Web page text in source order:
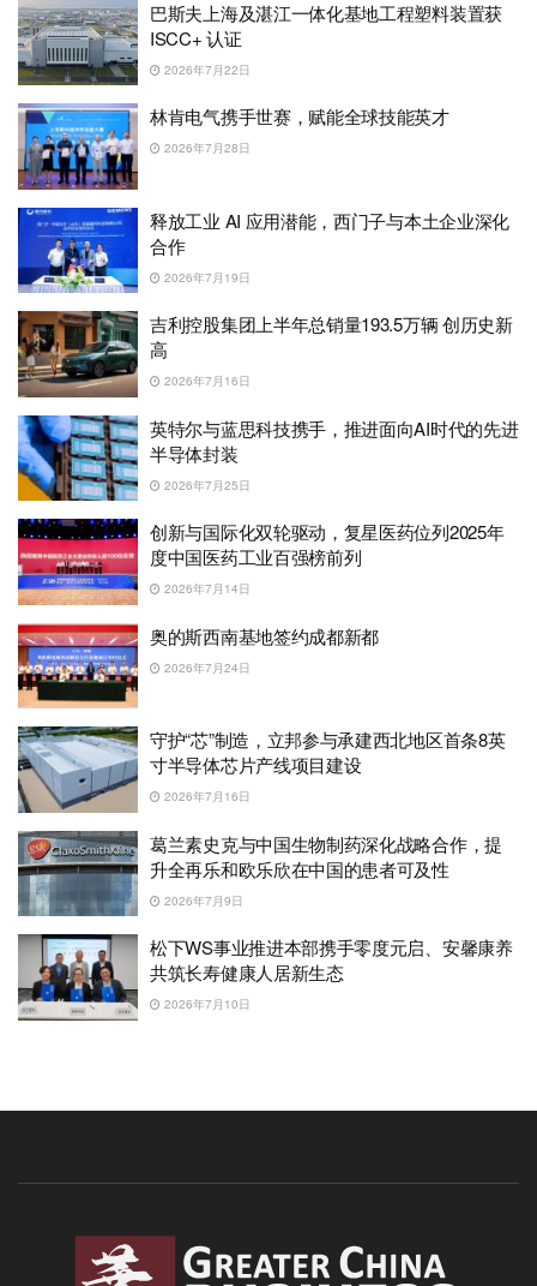
巴斯夫上海及湛江一体化基地工程塑料装置获
ISCC+ 认证
2026年7月22日
林肯电气携手世赛，赋能全球技能英才
2026年7月28日
释放工业 AI 应用潜能，西门子与本土企业深化
合作
2026年7月19日
吉利控股集团上半年总销量193.5万辆 创历史新
高
2026年7月16日
英特尔与蓝思科技携手，推进面向AI时代的先进
半导体封装
2026年7月25日
创新与国际化双轮驱动，复星医药位列2025年
度中国医药工业百强榜前列
2026年7月14日
奥的斯西南基地签约成都新都
2026年7月24日
守护“芯”制造，立邦参与承建西北地区首条8英
寸半导体芯片产线项目建设
2026年7月16日
葛兰素史克与中国生物制药深化战略合作，提
升全再乐和欧乐欣在中国的患者可及性
2026年7月9日
松下WS事业推进本部携手零度元启、安馨康养
共筑长寿健康人居新生态
2026年7月10日